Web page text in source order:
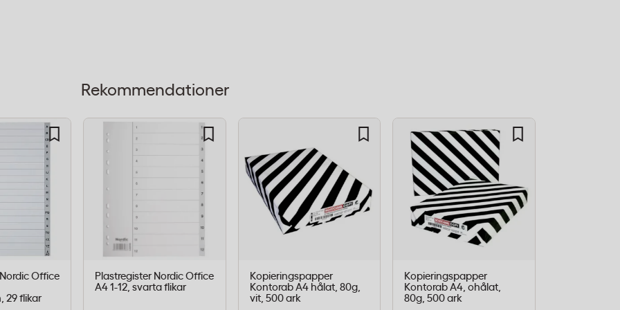
tål upprepad
sönder.
som passar
Rekommendationer
Office
29 flikar
Plastregister Nordic Office
A4 1-12, svarta flikar
Kopieringspapper
Kontorab A4 hålat, 80g,
vit, 500 ark
Kopieringspapper
Kontorab A4, ohålat,
80g, 500 ark